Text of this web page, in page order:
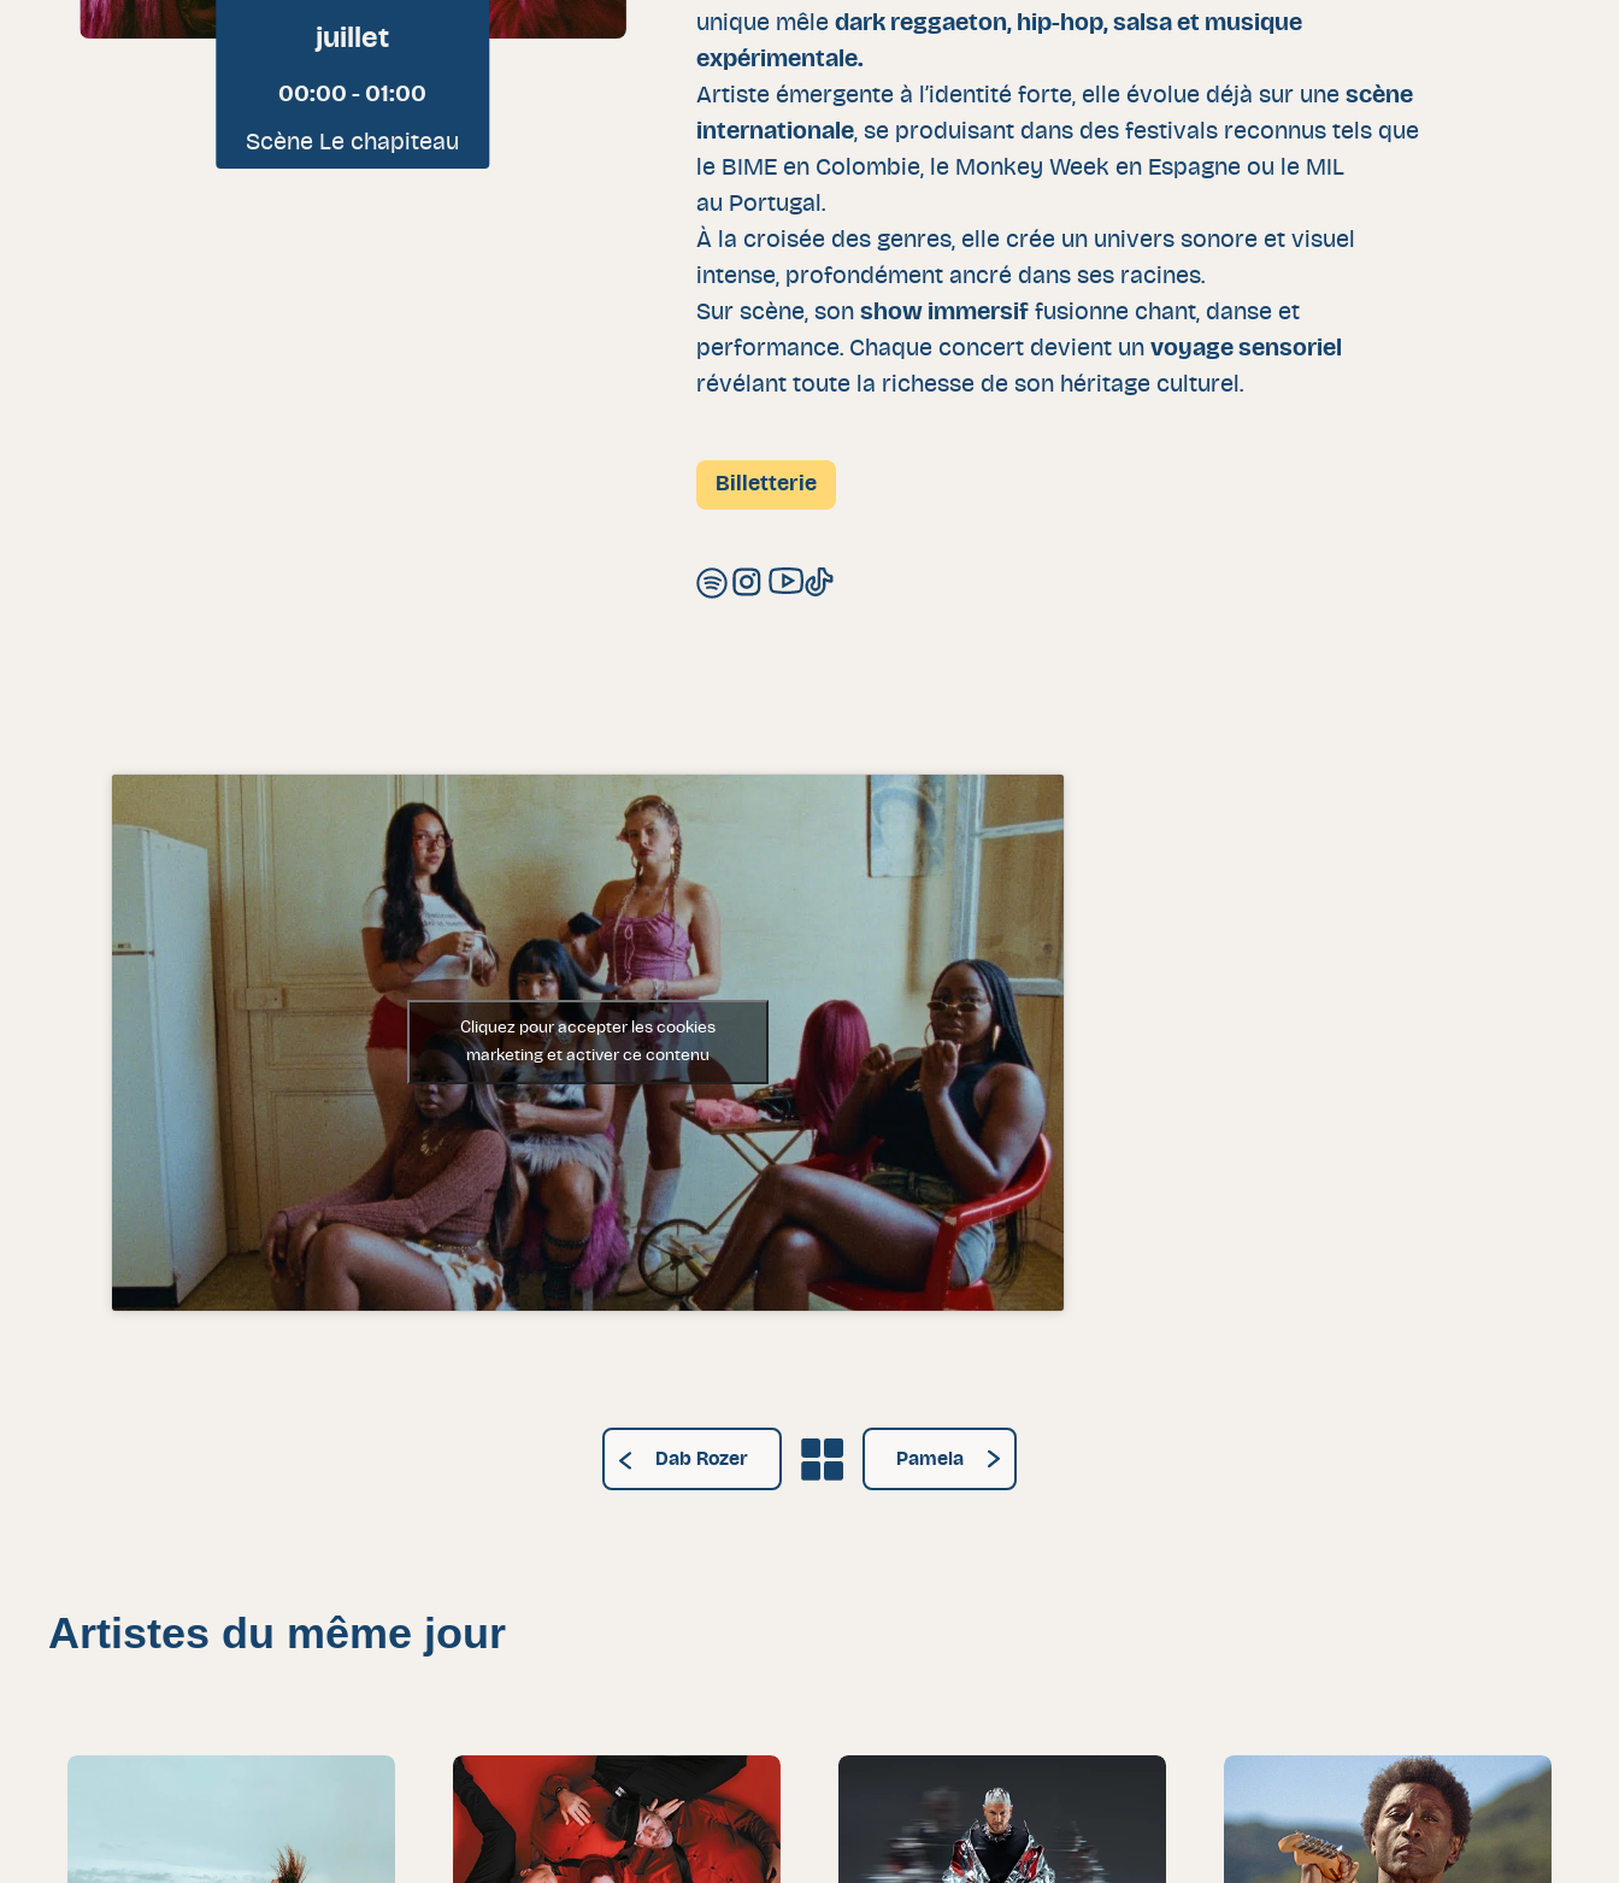
juillet
00:00 - 01:00
Scène Le chapiteau
unique mêle dark reggaeton, hip-hop, salsa et musique
expérimentale.
Artiste émergente à l’identité forte, elle évolue déjà sur une scène
internationale, se produisant dans des festivals reconnus tels que
le BIME en Colombie, le Monkey Week en Espagne ou le MIL
au Portugal.
À la croisée des genres, elle crée un univers sonore et visuel
intense, profondément ancré dans ses racines.
Sur scène, son show immersiffusionne chant, danse et
performance. Chaque concert devient un voyage sensoriel
révélant toute la richesse de son héritage culturel.
Billetterie
Spotify de La Valentina
Instagram de La Valentina
Youtube de La Valentina
Tiktok de La Valentina
Cliquez pour accepter les cookies
marketing et activer ce contenu
Dab Rozer Grille des artistes
Pamela
Artistes du même jour